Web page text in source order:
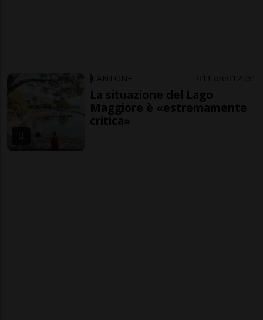
CANTONE 11 ore 12 51
La situazione del Lago
Maggiore è «estremamente
critica»